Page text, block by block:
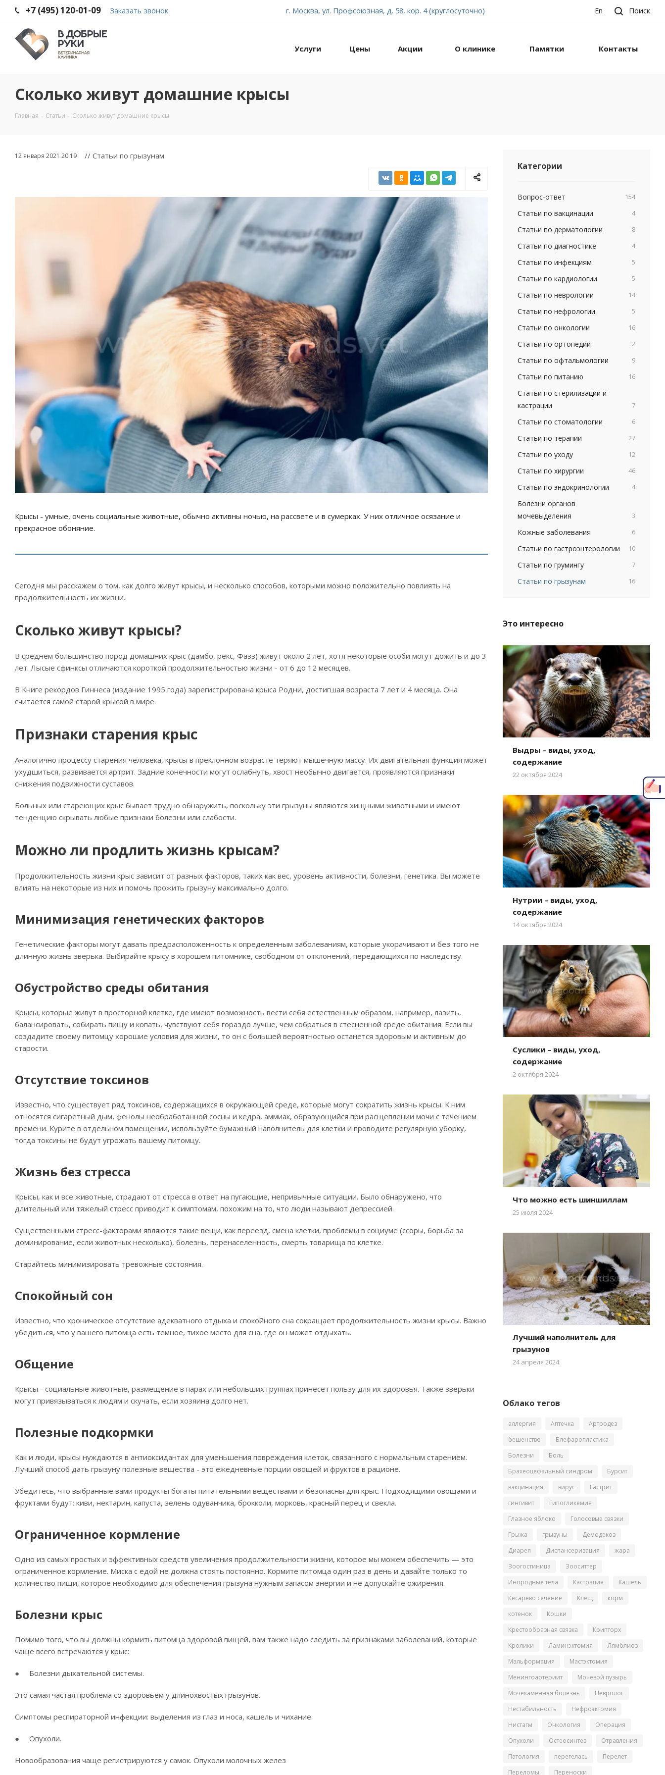
+7 (495) 120-01-09 Заказать звонок г. Москва, ул. Профсоюзная, д. 58, кор. 4 (круглосуточно) En Поиск
Услуги Цены Акции О клинике Памятки Контакты
Cколько живут домашние крысы
Главная - Статьи - Cколько живут домашние крысы
12 января 2021 20:19 // Статьи по грызунам
Крысы - умные, очень социальные животные, обычно активны ночью, на рассвете и в сумерках. У них отличное осязание и
прекрасное обоняние.
Сегодня мы расскажем о том, как долго живут крысы, и несколько способов, которыми можно положительно повлиять на
продолжительность их жизни.
Сколько живут крысы?
В среднем большинство пород домашних крыс (дамбо, рекс, Фазз) живут около 2 лет, хотя некоторые особи могут дожить и до 3
лет. Лысые сфинксы отличаются короткой продолжительностью жизни - от 6 до 12 месяцев.
В Книге рекордов Гиннеса (издание 1995 года) зарегистрирована крыса Родни, достигшая возраста 7 лет и 4 месяца. Она
считается самой старой крысой в мире.
Признаки старения крыс
Аналогично процессу старения человека, крысы в преклонном возрасте теряют мышечную массу. Их двигательная функция может
ухудшиться, развивается артрит. Задние конечности могут ослабнуть, хвост необычно двигается, проявляются признаки
снижения подвижности суставов.
Больных или стареющих крыс бывает трудно обнаружить, поскольку эти грызуны являются хищными животными и имеют
тенденцию скрывать любые признаки болезни или слабости.
Можно ли продлить жизнь крысам?
Продолжительность жизни крыс зависит от разных факторов, таких как вес, уровень активности, болезни, генетика. Вы можете
влиять на некоторые из них и помочь прожить грызуну максимально долго.
Минимизация генетических факторов
Генетические факторы могут давать предрасположенность к определенным заболеваниям, которые укорачивают и без того не
длинную жизнь зверька. Выбирайте крысу в хорошем питомнике, свободном от отклонений, передающихся по наследству.
Обустройство среды обитания
Крысы, которые живут в просторной клетке, где имеют возможность вести себя естественным образом, например, лазить,
балансировать, собирать пищу и копать, чувствуют себя гораздо лучше, чем собраться в стесненной среде обитания. Если вы
создадите своему питомцу хорошие условия для жизни, то он с большей вероятностью останется здоровым и активным до
старости.
Отсутствие токсинов
Известно, что существует ряд токсинов, содержащихся в окружающей среде, которые могут сократить жизнь крысы. К ним
относятся сигаретный дым, фенолы необработанной сосны и кедра, аммиак, образующийся при расщеплении мочи с течением
времени. Курите в отдельном помещении, используйте бумажный наполнитель для клетки и проводите регулярную уборку,
тогда токсины не будут угрожать вашему питомцу.
Жизнь без стресса
Крысы, как и все животные, страдают от стресса в ответ на пугающие, непривычные ситуации. Было обнаружено, что
длительный или тяжелый стресс приводит к симптомам, похожим на то, что люди называют депрессией.
Существенными стресс-факторами являются такие вещи, как переезд, смена клетки, проблемы в социуме (ссоры, борьба за
доминирование, если животных несколько), болезнь, перенаселенность, смерть товарища по клетке.
Старайтесь минимизировать тревожные состояния.
Спокойный сон
Известно, что хроническое отсутствие адекватного отдыха и спокойного сна сокращает продолжительность жизни крысы. Важно
убедиться, что у вашего питомца есть темное, тихое место для сна, где он может отдыхать.
Общение
Крысы - социальные животные, размещение в парах или небольших группах принесет пользу для их здоровья. Также зверьки
могут привязываться к людям и скучать, если хозяина долго нет.
Полезные подкормки
Как и люди, крысы нуждаются в антиоксидантах для уменьшения повреждения клеток, связанного с нормальным старением.
Лучший способ дать грызуну полезные вещества - это ежедневные порции овощей и фруктов в рационе.
Убедитесь, что выбранные вами продукты богаты питательными веществами и безопасны для крыс. Подходящими овощами и
фруктами будут: киви, нектарин, капуста, зелень одуванчика, брокколи, морковь, красный перец и свекла.
Ограниченное кормление
Одно из самых простых и эффективных средств увеличения продолжительности жизни, которое мы можем обеспечить — это
ограниченное кормление. Миска с едой не должна стоять постоянно. Кормите питомца один раз в день и давайте только то
количество пищи, которое необходимо для обеспечения грызуна нужным запасом энергии и не допускайте ожирения.
Болезни крыс
Помимо того, что вы должны кормить питомца здоровой пищей, вам также надо следить за признаками заболеваний, которые
чаще всего встречаются у крыс:
● Болезни дыхательной системы.
Это самая частая проблема со здоровьем у длинохвостых грызунов.
Симптомы респираторной инфекции: выделения из глаз и носа, кашель и чихание.
● Опухоли.
Новообразования чаще регистрируются у самок. Опухоли молочных желез
Категории
Вопрос-ответ 154
Статьи по вакцинации 4
Статьи по дерматологии 8
Статьи по диагностике 4
Статьи по инфекциям 5
Статьи по кардиологии 5
Статьи по неврологии 14
Статьи по нефрологии 5
Статьи по онкологии 16
Статьи по ортопедии 2
Статьи по офтальмологии 9
Статьи по питанию 16
Статьи по стерилизации и
кастрации
7
Статьи по стоматологии 6
Статьи по терапии 27
Статьи по уходу 12
Статьи по хирургии 46
Статьи по эндокринологии 4
Болезни органов
мочевыделения
3
Кожные заболевания 6
Статьи по гастроэнтерологии 10
Статьи по грумингу 7
Статьи по грызунам 16
Это интересно
Выдры – виды, уход,
содержание
22 октября 2024
Нутрии – виды, уход,
содержание
14 октября 2024
Суслики – виды, уход,
содержание
2 октября 2024
Что можно есть шиншиллам
25 июля 2024
Лучший наполнитель для
грызунов
24 апреля 2024
Облако тегов
аллергия Аптечка
Артродез
бешенство
Блефаропластика
Болезни
Боль
Брахеоцефальный синдром
Бурсит
вакцинация
вирус
Гастрит
гингивит
Гипогликемия
Глазное яблоко
Голосовые связки
Грыжа
грызуны
Демодекоз
Диарея
Диспансеризация
жара
Зоогостиница
Зооситтер
Инородные тела
Кастрация
Кашель
Кесарево сечение
Клещ
корм
котенок
Кошки
Крестообразная связка
Крипторх
Кролики
Ламинэктомия
Лямблиоз
Мальформация
Мастэктомия
Менингоартериит
Мочевой пузырь
Мочекаменная болезнь
Невролог
Нестабильность
Нефроэктомия
Нистагм
Онкология
Операция
Опухоли
Остеосинтез
Отравления
Патология
перегелась
Перелет
Переломы
Переноски
Написать главному врачу